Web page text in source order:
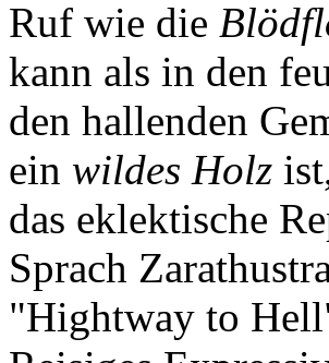
Ruf wie die
kann als in den
den hallenden
ein wildes Holz
das eklektische
Sprach
"Hightway to